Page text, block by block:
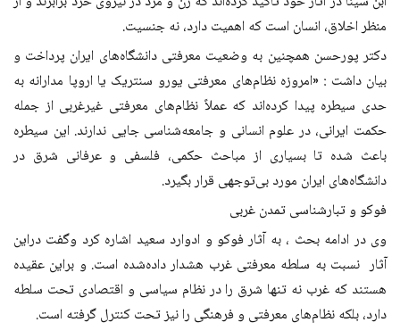
منظر اخلاق، انسان است که اهمیت دارد، نه جنسیت.
دکتر پورحسن همچنین به وضعیت معرفتی دانشگاه‌های ایران پرداخت و
بیان داشت : «امروزه نظام‌های معرفتی یورو سنتریک یا اروپا مدارانه به
حدی سیطره پیدا کرده‌اند که عملاً نظام‌های معرفتی غیرغربی از جمله
حکمت ایرانی، در علوم انسانی و جامعه‌شناسی جایی ندارند. این سیطره
باعث شده تا بسیاری از مباحث حکمی، فلسفی و عرفانی شرق در
دانشگاه‌های ایران مورد بی‌توجهی قرار بگیرد.
فوکو و تبارشناسی تمدن غربی
وی در ادامه بحث ، به آثار فوکو و ادوارد سعید اشاره کرد وگفت دراین
آثار نسبت به سلطه معرفتی غرب هشدار داده‌شده است. و براین عقیده
هستند که غرب نه تنها شرق را در نظام سیاسی و اقتصادی تحت سلطه
دارد، بلکه نظام‌های معرفتی و فرهنگی را نیز تحت کنترل گرفته است.